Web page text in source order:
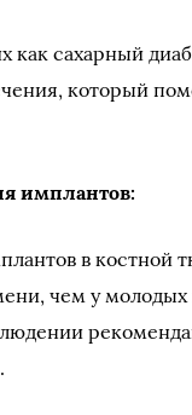
как сахарный
который
имплантов:
в костной
чем у молодых